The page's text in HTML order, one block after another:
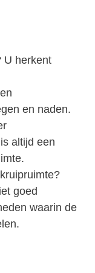
U herkent
en naden.
altijd een
goed
waarin de